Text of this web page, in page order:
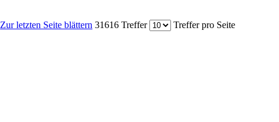
Zur letzten Seite blättern 31616 Treffer Treffer pro Seite